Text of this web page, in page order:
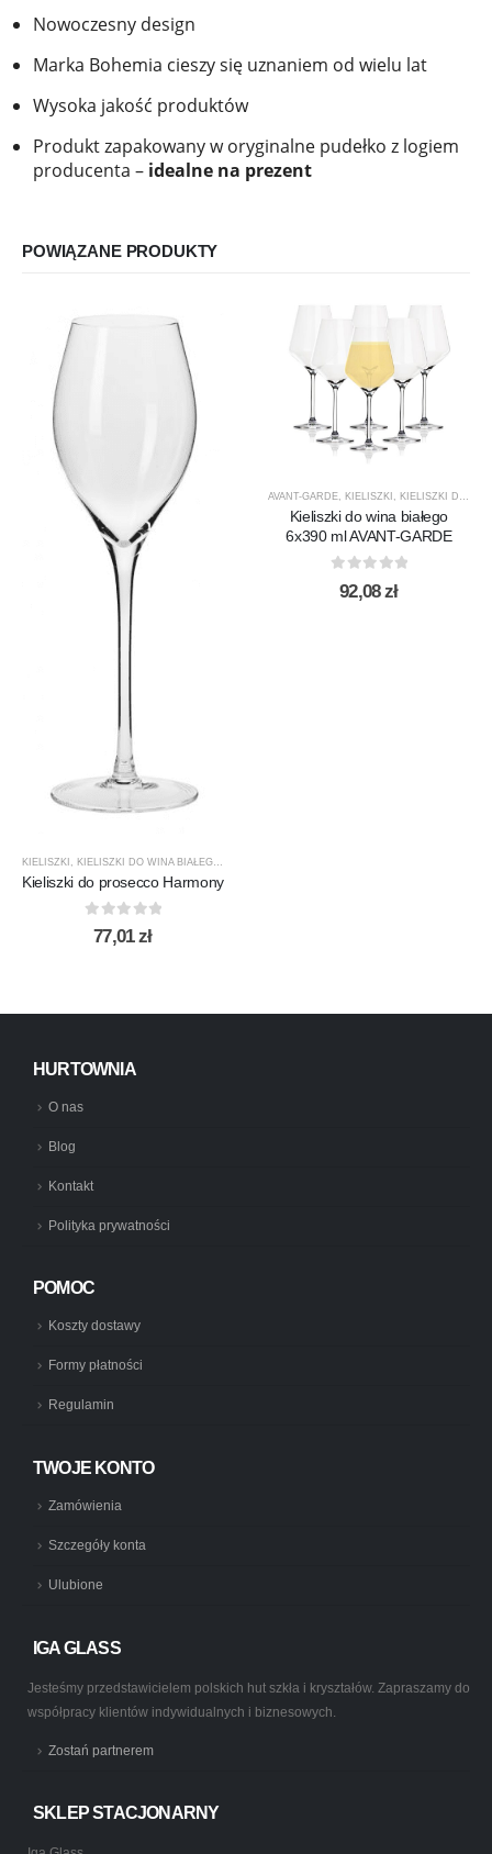
Nowoczesny design
Marka Bohemia cieszy się uznaniem od wielu lat
Wysoka jakość produktów
Produkt zapakowany w oryginalne pudełko z logiem
producenta – idealne na prezent
POWIĄZANE PRODUKTY
KIELISZKI KIELISZKI DO WINA BIAŁEGO
Kieliszki do prosecco Harmony
out of 5
77,01zł
AVANT-GARDE, KIELISZKI , KIELISZKI DO WINA BIAŁEGO
Kieliszki do wina białego
6x390 ml AVANT-GARDE
out of 5
92,08zł
HURTOWNIA
O nas
Blog
Kontakt
Polityka prywatności
POMOC
Koszty dostawy
Formy płatności
Regulamin
TWOJE KONTO
Zamówienia
Szczegóły konta
Ulubione
IGA GLASS
Jesteśmy przedstawicielem polskich hut szkła i kryształów. Zapraszamy do
współpracy klientów indywidualnych i biznesowych.
Zostań partnerem
SKLEP STACJONARNY